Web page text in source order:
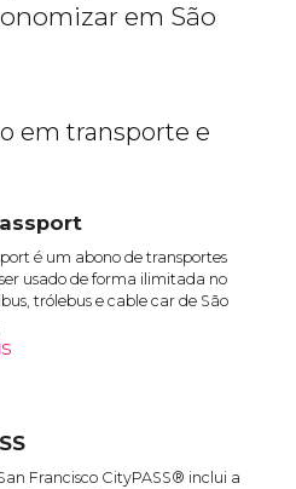
em São
em transporte e
é um abono de transportes
usado de forma ilimitada no
trólebus e cable car de São
Francisco CityPASS® inclui a